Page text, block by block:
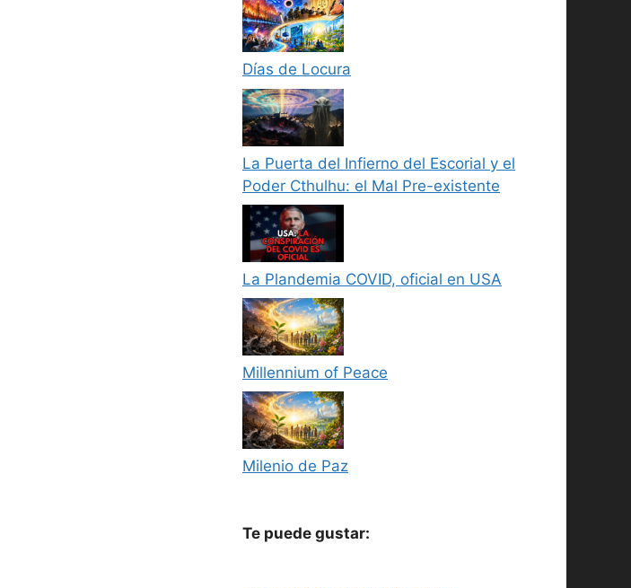
Días de Locura
La Puerta del Infierno del Escorial y el
Poder Cthulhu: el Mal Pre-existente
La Plandemia COVID, oficial en USA
Millennium of Peace
Milenio de Paz
Te puede gustar: